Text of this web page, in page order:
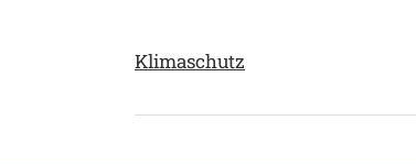
Klimaschutz